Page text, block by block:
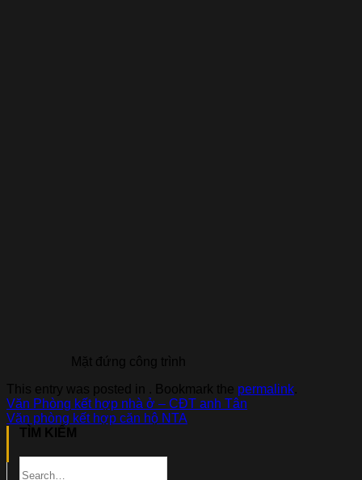
Mặt đứng công trình
This entry was posted in . Bookmark the permalink.
Văn Phòng kết hợp nhà ở – CĐT anh Tân
Văn phòng kết hợp căn hộ NTA
TÌM KIẾM